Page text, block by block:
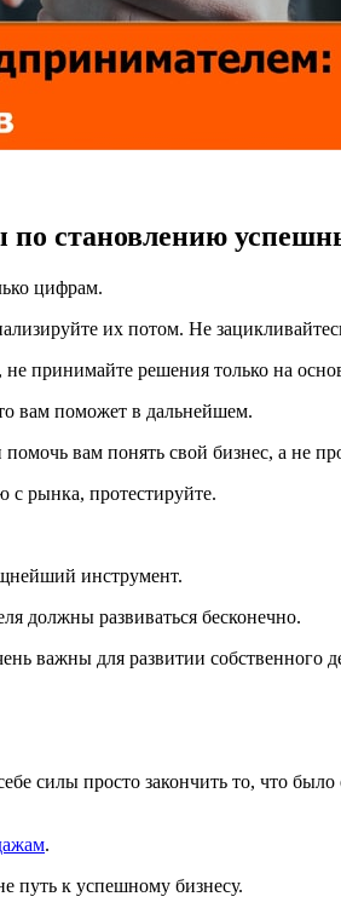
по становлению
цифрам.
их потом. Не
принимайте решения только на
вам поможет в дальнейшем.
вам понять свой бизнес, а не
с рынка, протестируйте.
инструмент.
должны развиваться бесконечно.
важны для развитии собственного
силы просто закончить то, что
.
путь к успешному бизнесу.